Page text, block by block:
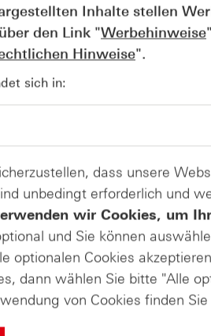
Inhalte stellen
den Link "Werbehinweise
Hinweise".
sich in:
dass unsere
unbedingt erforderlich und
wir Cookies, um
und Sie können
optionalen Cookies
dann wählen Sie bitte "Alle
von Cookies finden Sie